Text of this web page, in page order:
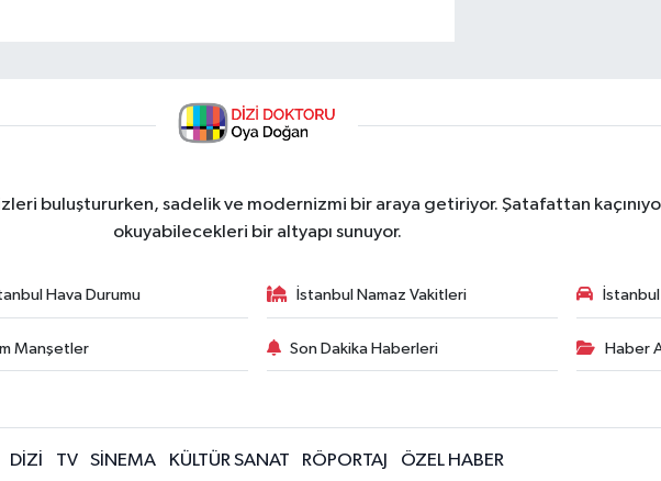
buluştururken, sadelik ve modernizmi bir araya getiriyor. Şatafattan
okuyabilecekleri bir altyapı sunuyor.
Hava Durumu İstanbul Namaz Vakitleri
Manşetler Son Dakika Haberleri Haber
DİZİ TV SİNEMA KÜLTÜR SANAT RÖPORTAJ ÖZEL HABER